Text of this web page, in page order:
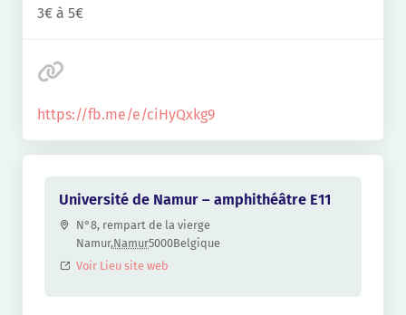
3€ à 5€
https://fb.me/e/ciHyQxkg9
Université de Namur – amphithéâtre E11
N°8, rempart de la vierge
Namur,Namur5000Belgique
Voir Lieu site web